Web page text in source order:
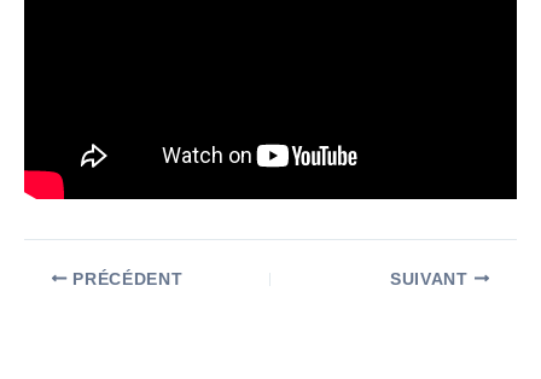
PRÉCÉDENT SUIVANT